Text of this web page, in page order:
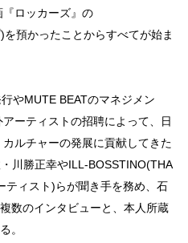
『ロッカーズ』の
預かったことからすべてが始ま
やMUTE BEATのマネジメン
ーティストの招聘によって、日
ルチャーの発展に貢献してきた
川勝正幸やILL-BOSSTINO(THA
ティスト)らが聞き手を務め、石
数のインタビューと、本人所蔵
。